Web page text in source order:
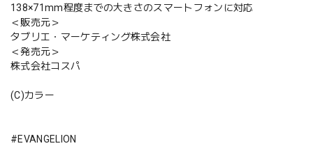
138×71mm程度までの大きさのスマートフォンに対応
＜販売元＞
タブリエ・マーケティング株式会社
＜発売元＞
株式会社コスパ
(C)カラー
#EVANGELION